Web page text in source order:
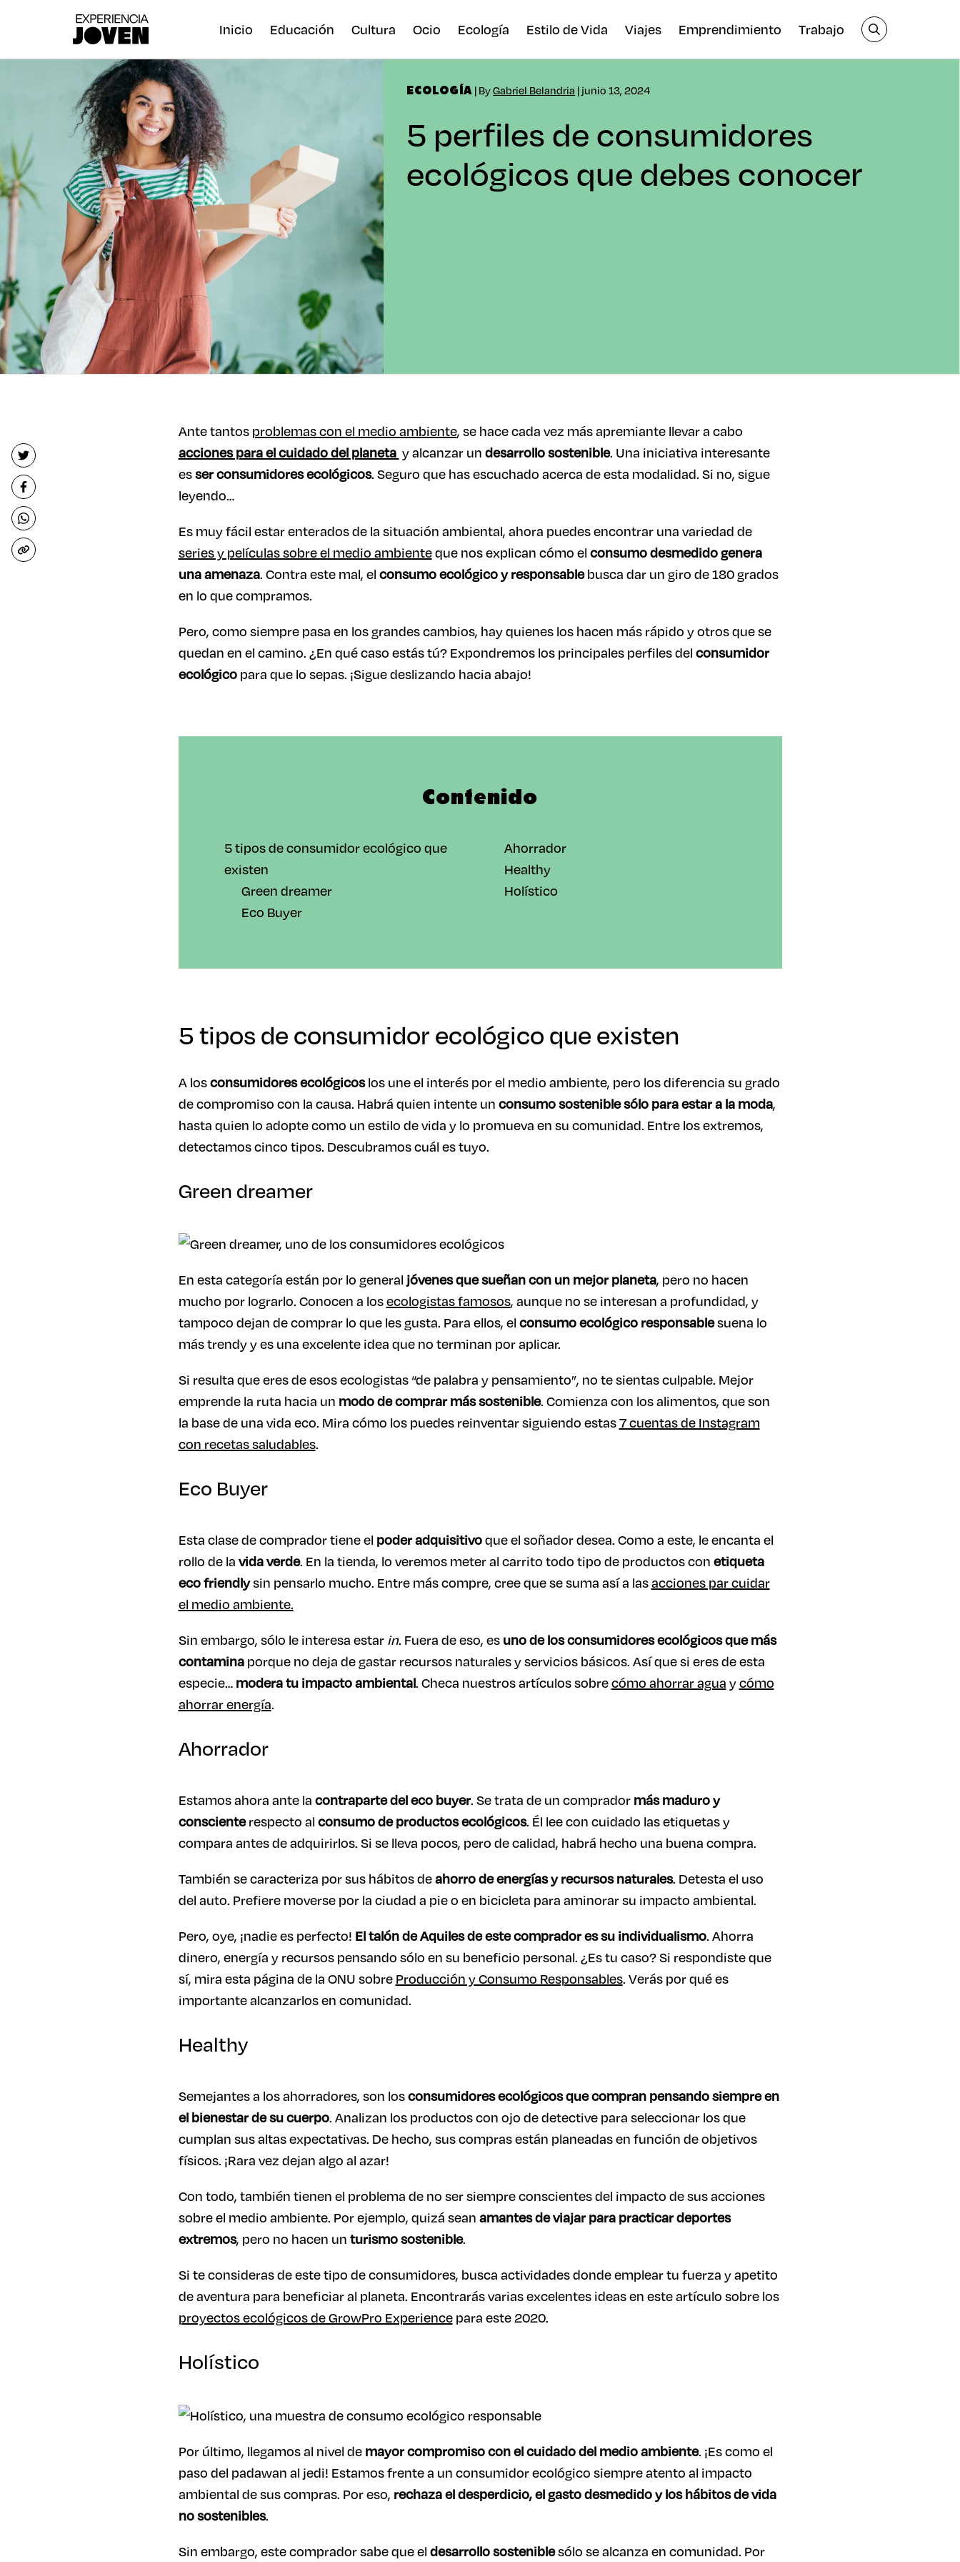
Inicio Educación Cultura Ocio Ecología Estilo de Vida Viajes Emprendimiento Trabajo
ECOLOGÍA | ByGabriel Belandria | junio 13, 2024
5 perfiles de consumidores
ecológicos que debes conocer
Ante tantosproblemas con el medio ambiente, se hace cada vez más apremiante llevar a cabo
acciones para el cuidado del planeta y alcanzar undesarrollo sostenible. Una iniciativa interesante
esser consumidores ecológicos. Seguro que has escuchado acerca de esta modalidad. Si no, sigue
leyendo…
Es muy fácil estar enterados de la situación ambiental, ahora puedes encontrar una variedad de
series y películas sobre el medio ambienteque nos explican cómo elconsumo desmedido genera
una amenaza. Contra este mal, elconsumo ecológico y responsablebusca dar un giro de 180 grados
en lo que compramos.
Pero, como siempre pasa en los grandes cambios, hay quienes los hacen más rápido y otros que se
quedan en el camino. ¿En qué caso estás tú? Expondremos los principales perfiles delconsumidor
ecológicopara que lo sepas. ¡Sigue deslizando hacia abajo!
Contenido
5 tipos de consumidor ecológico que
existen
Green dreamer
Eco Buyer
Ahorrador
Healthy
Holístico
5 tipos de consumidor ecológico que existen
A losconsumidores ecológicoslos une el interés por el medio ambiente, pero los diferencia su grado
de compromiso con la causa. Habrá quien intente unconsumo sostenible sólo para estar a la moda,
hasta quien lo adopte como un estilo de vida y lo promueva en su comunidad. Entre los extremos,
detectamos cinco tipos. Descubramos cuál es tuyo.
Green dreamer
En esta categoría están por lo generaljóvenes que sueñan con un mejor planeta, pero no hacen
mucho por lograrlo. Conocen a losecologistas famosos, aunque no se interesan a profundidad, y
tampoco dejan de comprar lo que les gusta. Para ellos, elconsumo ecológico responsablesuena lo
más trendy y es una excelente idea que no terminan por aplicar.
Si resulta que eres de esos ecologistas “de palabra y pensamiento”, no te sientas culpable. Mejor
emprende la ruta hacia un modo de comprar más sostenible. Comienza con los alimentos, que son
la base de una vida eco. Mira cómo los puedes reinventar siguiendo estas7 cuentas de Instagram
con recetas saludables.
Eco Buyer
Esta clase de comprador tiene el poder adquisitivoque el soñador desea. Como a este, le encanta el
rollo de lavida verde. En la tienda, lo veremos meter al carrito todo tipo de productos conetiqueta
eco friendlysin pensarlo mucho. Entre más compre, cree que se suma así a lasacciones par cuidar
el medio ambiente.
Sin embargo, sólo le interesa estarin. Fuera de eso, esuno de los consumidores ecológicos que más
contaminaporque no deja de gastar recursos naturales y servicios básicos. Así que si eres de esta
especie…modera tu impacto ambiental. Checa nuestros artículos sobrecómo ahorrar aguaycómo
ahorrar energía.
Ahorrador
Estamos ahora ante lacontraparte del eco buyer. Se trata de un compradormás maduro y
conscienterespecto alconsumo de productos ecológicos. Él lee con cuidado las etiquetas y
compara antes de adquirirlos. Si se lleva pocos, pero de calidad, habrá hecho una buena compra.
También se caracteriza por sus hábitos deahorro de energías y recursos naturales. Detesta el uso
del auto. Prefiere moverse por la ciudad a pie o en bicicleta para aminorar su impacto ambiental.
Pero, oye, ¡nadie es perfecto! El talón de Aquiles de este comprador es su individualismo. Ahorra
dinero, energía y recursos pensando sólo en su beneficio personal. ¿Es tu caso? Si respondiste que
sí, mira esta página de la ONU sobreProducción y Consumo Responsables. Verás por qué es
importante alcanzarlos en comunidad.
Healthy
Semejantes a los ahorradores, son losconsumidores ecológicos que compran pensando siempre en
el bienestar de su cuerpo. Analizan los productos con ojo de detective para seleccionar los que
cumplan sus altas expectativas. De hecho, sus compras están planeadas en función de objetivos
físicos. ¡Rara vez dejan algo al azar!
Con todo, también tienen el problema de no ser siempre conscientes del impacto de sus acciones
sobre el medio ambiente. Por ejemplo, quizá seanamantes de viajar para practicar deportes
extremos, pero no hacen unturismo sostenible.
Si te consideras de este tipo de consumidores, busca actividades donde emplear tu fuerza y apetito
de aventura para beneficiar al planeta. Encontrarás varias excelentes ideas en este artículo sobre los
proyectos ecológicos de GrowPro Experiencepara este 2020.
Holístico
Por último, llegamos al nivel demayor compromiso con el cuidado del medio ambiente. ¡Es como el
paso del padawan al jedi! Estamos frente a un consumidor ecológico siempre atento al impacto
ambiental de sus compras. Por eso, rechaza el desperdicio, el gasto desmedido y los hábitos de vida
no sostenibles.
Sin embargo, este comprador sabe que eldesarrollo sosteniblesólo se alcanza en comunidad. Por